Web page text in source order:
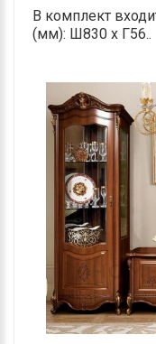
В комплект
(мм): Ш830 х Г56..